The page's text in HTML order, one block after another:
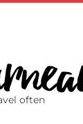
often